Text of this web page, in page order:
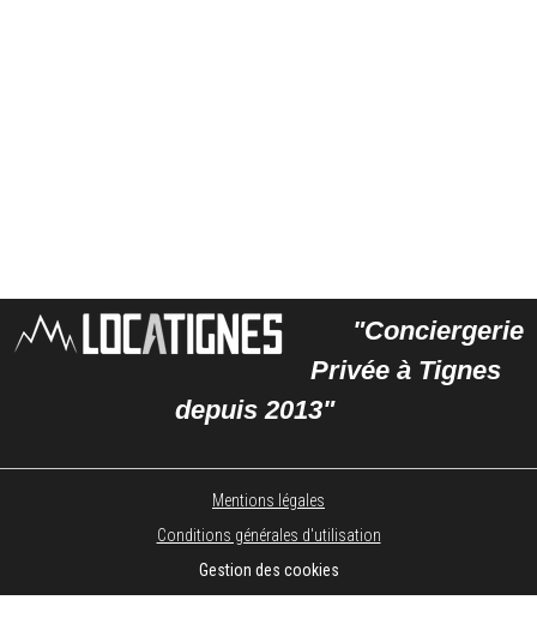
"Conciergerie
Privée à Tignes
depuis 2013"
Mentions légales
Conditions générales d'utilisation
Gestion des cookies